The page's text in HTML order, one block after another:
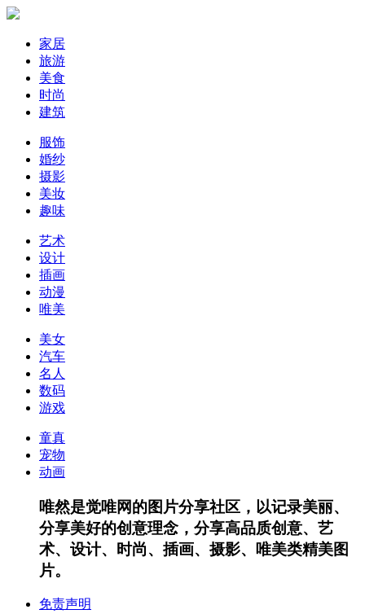
家居
旅游
美食
时尚
建筑
服饰
婚纱
摄影
美妆
趣味
艺术
设计
插画
动漫
唯美
美女
汽车
名人
数码
游戏
童真
宠物
动画
唯然是觉唯网的图片分享社区，以记录美丽、
分享美好的创意理念，分享高品质创意、艺
术、设计、时尚、插画、摄影、唯美类精美图
片。
免责声明